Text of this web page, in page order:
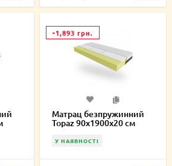
-1,893 грн.
Матрац безпружинний
Topaz 90х1900х20 см
У НАЯВНОСТІ